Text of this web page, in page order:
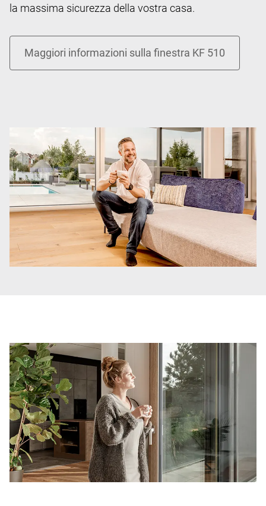
la massima sicurezza della vostra casa.